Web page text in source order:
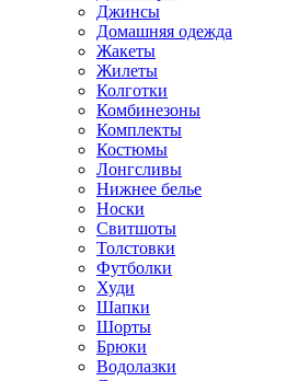
Джинсы
Домашняя одежда
Жакеты
Жилеты
Колготки
Комбинезоны
Комплекты
Костюмы
Лонгсливы
Нижнее белье
Носки
Свитшоты
Толстовки
Футболки
Худи
Шапки
Шорты
Брюки
Водолазки